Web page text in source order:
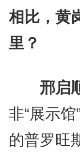
相比，黄
里？
邢启
非“展示
的普罗旺